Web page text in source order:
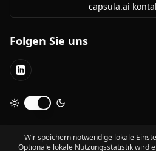
capsula.ai
Folgen Sie uns
LinkedIn
Dunkelmodus umschalten
Wir speichern notwendige lokale
Optionale lokale Nutzungsstatistik wird